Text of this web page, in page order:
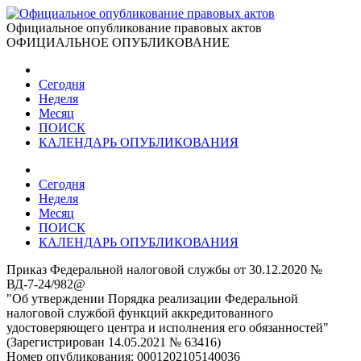
Официальное опубликование правовых актов
ОФИЦИАЛЬНОЕ ОПУБЛИКОВАНИЕ
Сегодня
Неделя
Месяц
ПОИСК
КАЛЕНДАРЬ ОПУБЛИКОВАНИЯ
Сегодня
Неделя
Месяц
ПОИСК
КАЛЕНДАРЬ ОПУБЛИКОВАНИЯ
Приказ Федеральной налоговой службы от 30.12.2020 №
ВД-7-24/982@
"Об утверждении Порядка реализации Федеральной
налоговой службой функций аккредитованного
удостоверяющего центра и исполнения его обязанностей"
(Зарегистрирован 14.05.2021 № 63416)
Номер опубликования: 0001202105140036